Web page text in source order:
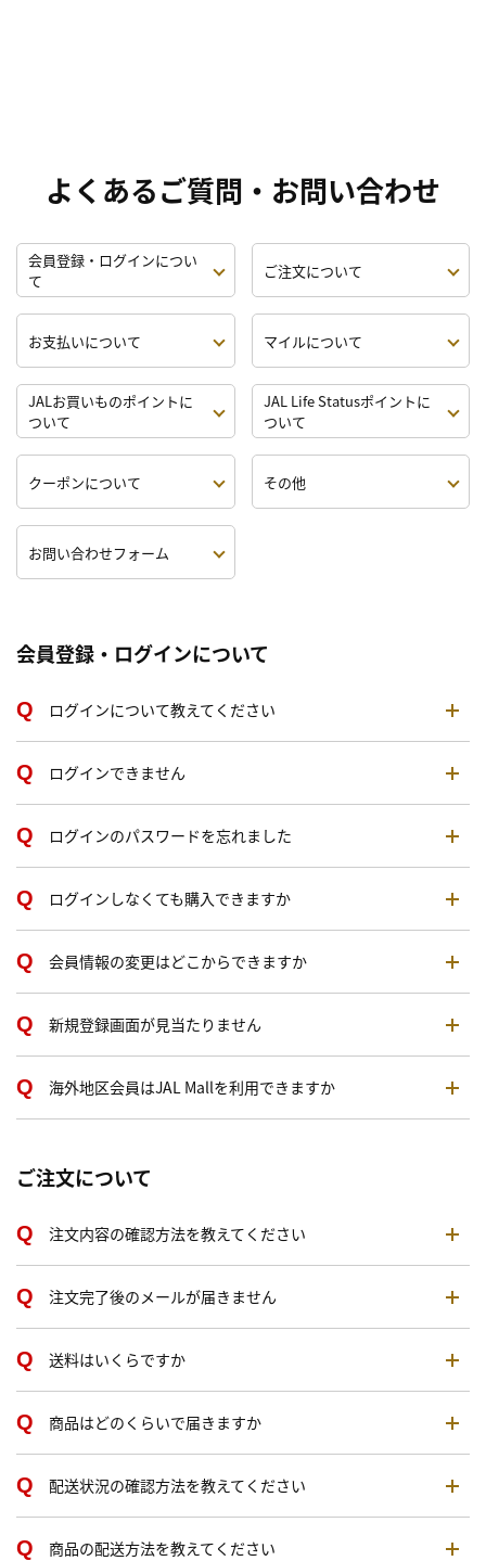
よくあるご質問・お問い合わせ
会員登録・ログインについ
て
ご注文について
お支払いについて マイルについて
JALお買いものポイントに
ついて
JAL Life Statusポイントに
ついて
クーポンについて その他
お問い合わせフォーム
会員登録・ログインについて
ログインについて教えてください
ログインできません
ログインのパスワードを忘れました
ログインしなくても購入できますか
会員情報の変更はどこからできますか
新規登録画面が見当たりません
海外地区会員はJAL Mallを利用できますか
ご注文について
注文内容の確認方法を教えてください
注文完了後のメールが届きません
送料はいくらですか
商品はどのくらいで届きますか
配送状況の確認方法を教えてください
商品の配送方法を教えてください